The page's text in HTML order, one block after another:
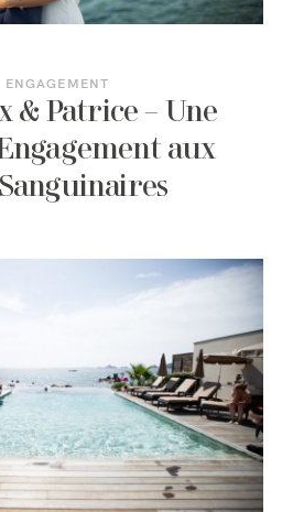
CONTACT
ENGAGEMENT
& Patrice – Une
aux